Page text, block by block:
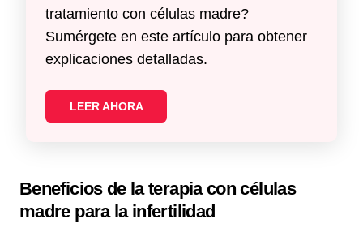
tratamiento con células madre?
Sumérgete en este artículo para obtener
explicaciones detalladas.
LEER AHORA
Beneficios de la terapia con células
madre para la infertilidad